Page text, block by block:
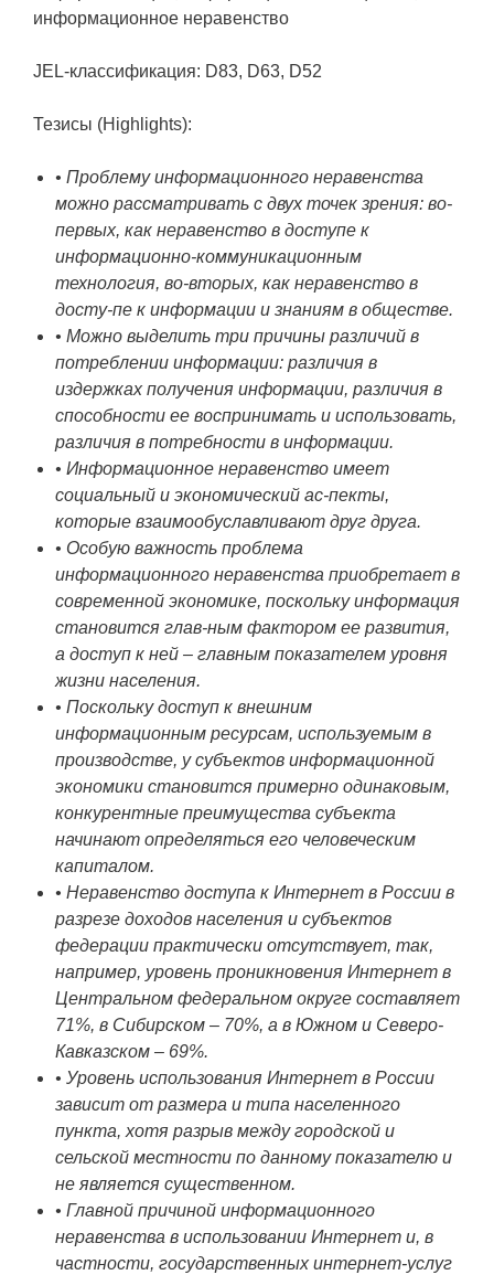
информационное неравенство
JEL-классификация: D83, D63, D52
Тезисы (Highlights):
• Проблему информационного неравенства
можно рассматривать с двух точек зрения: во-
первых, как неравенство в доступе к
информационно-коммуникационным
технология, во-вторых, как неравенство в
досту-пе к информации и знаниям в обществе.
• Можно выделить три причины различий в
потреблении информации: различия в
издержках получения информации, различия в
способности ее воспринимать и использовать,
различия в потребности в информации.
• Информационное неравенство имеет
социальный и экономический ас-пекты,
которые взаимообуславливают друг друга.
• Особую важность проблема
информационного неравенства приобретает в
современной экономике, поскольку информация
становится глав-ным фактором ее развития,
а доступ к ней – главным показателем уровня
жизни населения.
• Поскольку доступ к внешним
информационным ресурсам, используемым в
производстве, у субъектов информационной
экономики становится примерно одинаковым,
конкурентные преимущества субъекта
начинают определяться его человеческим
капиталом.
• Неравенство доступа к Интернет в России в
разрезе доходов населения и субъектов
федерации практически отсутствует, так,
например, уровень проникновения Интернет в
Центральном федеральном округе составляет
71%, в Сибирском – 70%, а в Южном и Северо-
Кавказском – 69%.
• Уровень использования Интернет в России
зависит от размера и типа населенного
пункта, хотя разрыв между городской и
сельской местности по данному показателю и
не является существенном.
• Главной причиной информационного
неравенства в использовании Интернет и, в
частности, государственных интернет-услуг